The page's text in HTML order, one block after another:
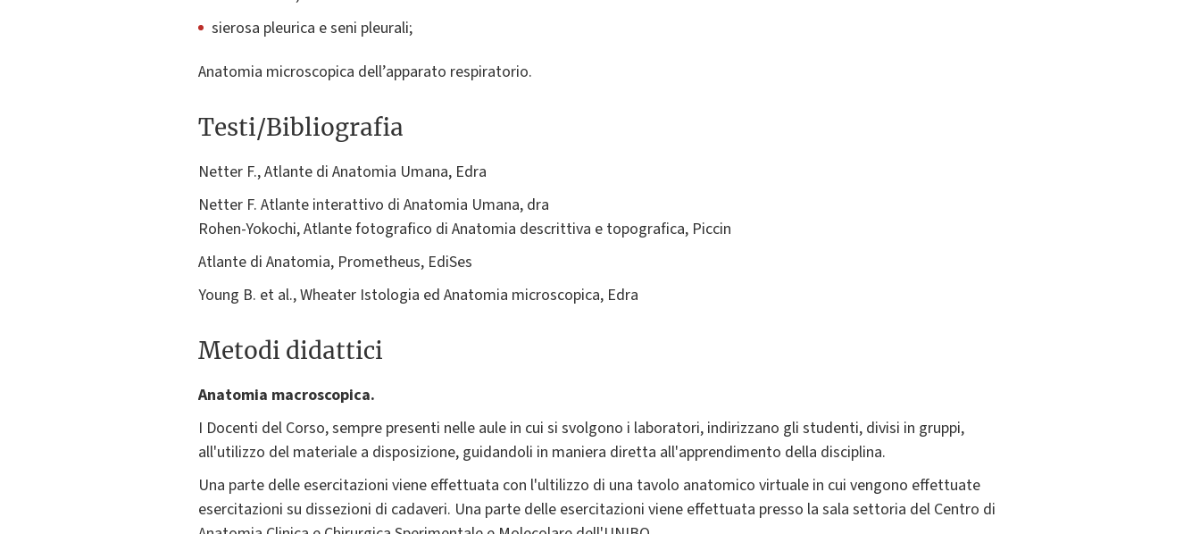
sierosa pleurica e seni pleurali;
Anatomia microscopica dell’apparato respiratorio.
Testi/Bibliografia
Netter F., Atlante di Anatomia Umana, Edra
Netter F. Atlante interattivo di Anatomia Umana, dra
Rohen-Yokochi, Atlante fotografico di Anatomia descrittiva e topografica, Piccin
Atlante di Anatomia, Prometheus, EdiSes
Young B. et al., Wheater Istologia ed Anatomia microscopica, Edra
Metodi didattici
Anatomia macroscopica.
I Docenti del Corso, sempre presenti nelle aule in cui si svolgono i laboratori, indirizzano gli studenti, divisi in gruppi,
all'utilizzo del materiale a disposizione, guidandoli in maniera diretta all'apprendimento della disciplina.
Una parte delle esercitazioni viene effettuata con l'ultilizzo di una tavolo anatomico virtuale in cui vengono effettuate
esercitazioni su dissezioni di cadaveri. Una parte delle esercitazioni viene effettuata presso la sala settoria del Centro di